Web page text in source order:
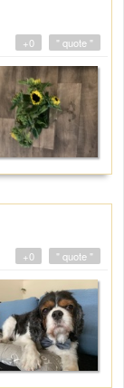
" quote "
+0
" quote "
+0